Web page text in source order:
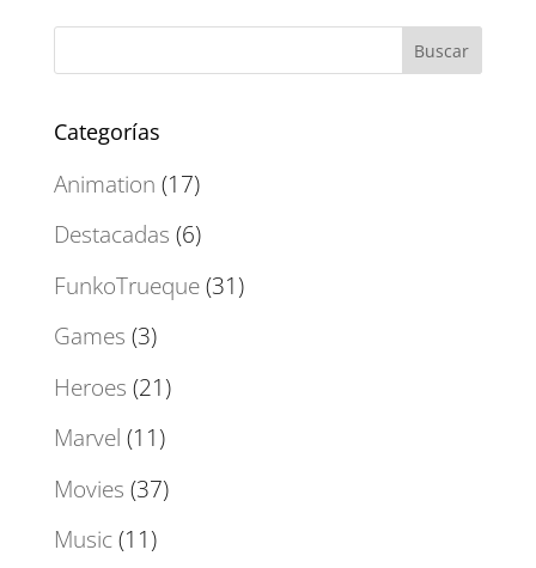
Categorías
Animation (17)
Destacadas (6)
FunkoTrueque(31)
Games (3)
Heroes (21)
Marvel (11)
Movies (37)
Music(11)